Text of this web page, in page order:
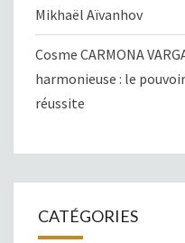
Mikhaël Aïvanhov
Cosme CARMONA
harmonieuse : le
réussite
CATÉGORIES